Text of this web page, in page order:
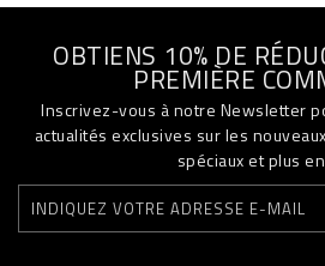
OBTIENS 10% DE
PREMIÈRE
Inscrivez-vous à notre Newsletter
actualités exclusives sur les
spéciaux et plus